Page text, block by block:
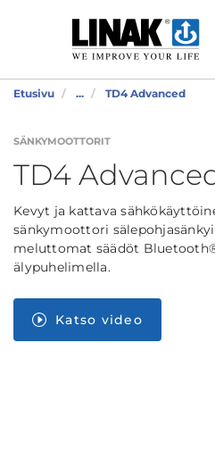
Etusivu ... TD4 Advanced
SÄNKYMOOTTORIT
TD4
Kevyt ja kattava
sänkymoottori
meluttomat säädöt
älypuhelimella.
Katso video